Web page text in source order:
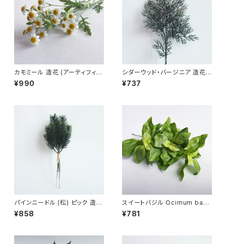
カモミール 造花 (アーティフィシ
ャルフラワー) Chamomile
¥990
シダーウッド・バージニア 造花 J
uniperus virginiana アーティ
フィシャルフラワー フェイクグリ
¥737
パインニードル (松) ピック 造花
Pinus spp. アーティフィシャル
フラワー フェイクグリーン １束
¥858
スイートバジル Ocimum basil
icum 造花 (アーティフィシャル
フラワー) フェイクグリーン
¥781